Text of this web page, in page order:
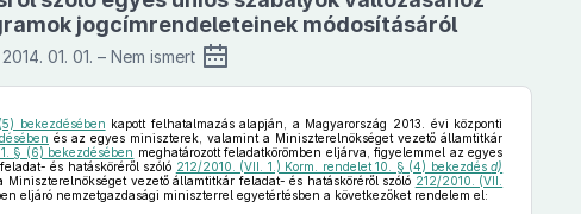
jogcímrendeleteinek módosításáról
01. 01. – Nem ismert
bekezdésében kapott felhatalmazás alapján, a Magyarország 2013. évi központi
és az egyes miniszterek, valamint a Miniszterelnökséget vezető államtitkár
§ (6) bekezdésében meghatározott feladatkörömben eljárva, figyelemmel az egyes
és hatásköréről szóló 212/2010. (VII. 1.) Korm. rendelet 10. § (4) bekezdésd)
vezető államtitkár feladat- és hatásköréről szóló 212/2010. (VII.
eljáró nemzetgazdasági miniszterrel egyetértésben a következőket rendelem el: